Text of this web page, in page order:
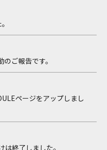
ご報告です。
ページをアップしまし
終了しました。